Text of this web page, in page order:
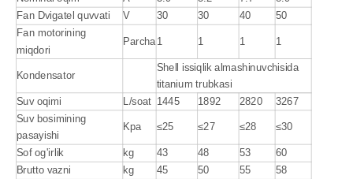
Fan Dvigatel quvvati
V 30 30 40
50
Fan motorining
miqdori
Parcha 1 1 1 1
Kondensator
Shell issiqlik almashinuvchisida
titanium trubkasi
Suv oqimi
L/soat 1445 1892 2820
3267
Suv bosimining
pasayishi
Kpa ≤25 ≤27 ≤28 ≤30
Sof og'irlik kg 43 48 53 60
Brutto vazni kg 45 50 55
58